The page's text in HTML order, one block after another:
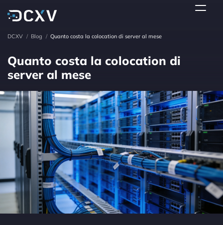
DCXV / Blog / Quanto costa la colocation di server al mese
Quanto costa la colocation di
server al mese